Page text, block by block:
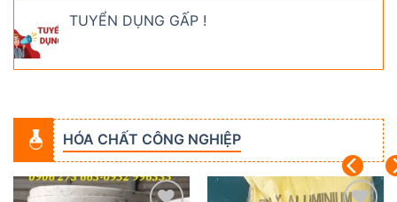
TUYỂN DỤNG GẤP !
HÓA CHẤT CÔNG NGHIỆP